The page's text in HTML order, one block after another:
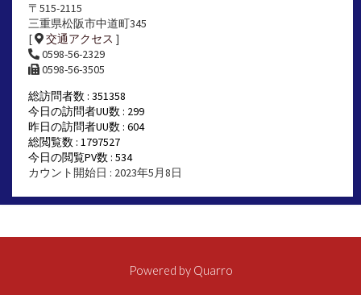
〒515-2115
三重県松阪市中道町345
[
交通アクセス ]
0598-56-2329
0598-56-3505
総訪問者数 : 351358
今日の訪問者UU数 : 299
昨日の訪問者UU数 : 604
総閲覧数 : 1797527
今日の閲覧PV数 : 534
カウント開始日 : 2023年5月8日
Powered by Quarro